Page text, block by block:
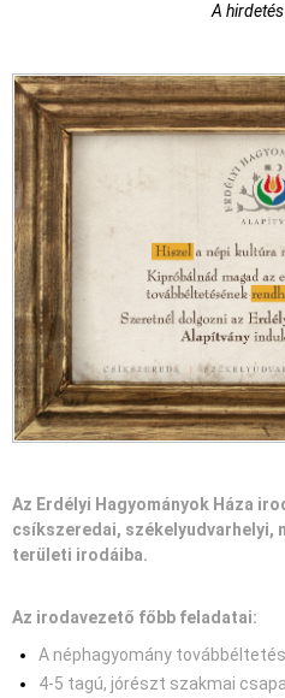
A
Az Erdélyi Hagyományok Háza
csíkszeredai, székelyudvarhelyi,
területi irodáiba.
Az irodavezető főbb feladatai:
A néphagyomány
4-5 tagú, jórészt szakmai